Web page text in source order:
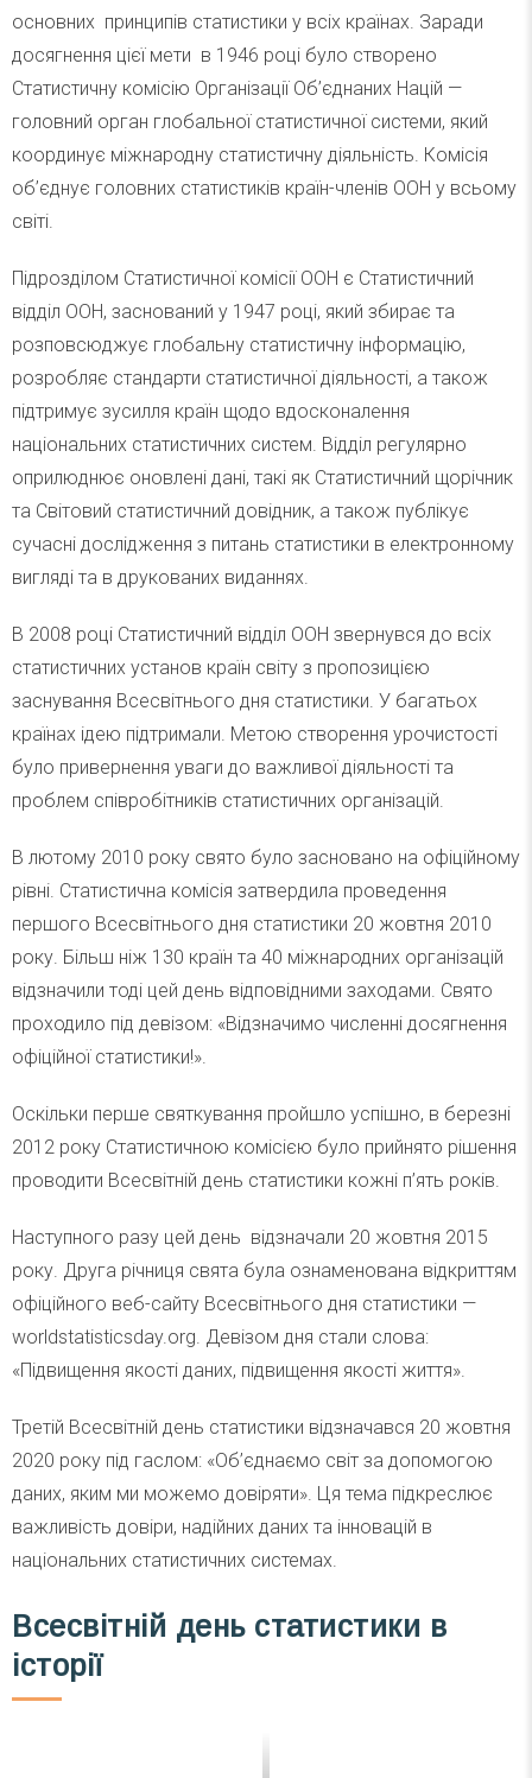
основних принципів статистики у всіх країнах. Заради
досягнення цієї мети в 1946 році було створено
Статистичну комісію Організації Об’єднаних Націй —
головний орган глобальної статистичної системи, який
координує міжнародну статистичну діяльність. Комісія
об’єднує головних статистиків країн-членів ООН у всьому
світі.
Підрозділом Статистичної комісії ООН є Статистичний
відділ ООН, заснований у 1947 році, який збирає та
розповсюджує глобальну статистичну інформацію,
розробляє стандарти статистичної діяльності, а також
підтримує зусилля країн щодо вдосконалення
національних статистичних систем. Відділ регулярно
оприлюднює оновлені дані, такі як Статистичний щорічник
та Світовий статистичний довідник, а також публікує
сучасні дослідження з питань статистики в електронному
вигляді та в друкованих виданнях.
В 2008 році Статистичний відділ ООН звернувся до всіх
статистичних установ країн світу з пропозицією
заснування Всесвітнього дня статистики. У багатьох
країнах ідею підтримали. Метою створення урочистості
було привернення уваги до важливої діяльності та
проблем співробітників статистичних організацій.
В лютому 2010 року свято було засновано на офіційному
рівні. Статистична комісія затвердила проведення
першого Всесвітнього дня статистики 20 жовтня 2010
року. Більш ніж 130 країн та 40 міжнародних організацій
відзначили тоді цей день відповідними заходами. Свято
проходило під девізом: «Відзначимо численні досягнення
офіційної статистики!».
Оскільки перше святкування пройшло успішно, в березні
2012 року Статистичною комісією було прийнято рішення
проводити Всесвітній день статистики кожні п’ять років.
Наступного разу цей день відзначали 20 жовтня 2015
року. Друга річниця свята була ознаменована відкриттям
офіційного веб-сайту Всесвітнього дня статистики —
worldstatisticsday.org. Девізом дня стали слова:
«Підвищення якості даних, підвищення якості життя».
Третій Всесвітній день статистики відзначався 20 жовтня
2020 року під гаслом: «Об’єднаємо світ за допомогою
даних, яким ми можемо довіряти». Ця тема підкреслює
важливість довіри, надійних даних та інновацій в
національних статистичних системах.
Всесвітній день статистики в
історії